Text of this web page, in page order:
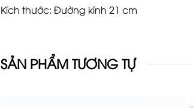
Kích thước: Đường kính 21 cm
SẢN PHẨM TƯƠNG TỰ